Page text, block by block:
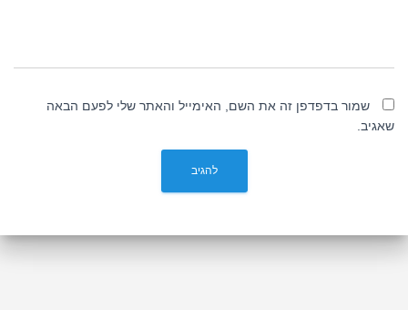
שמור בדפדפן זה את השם, האימייל והאתר שלי לפעם הבאה
שאגיב.